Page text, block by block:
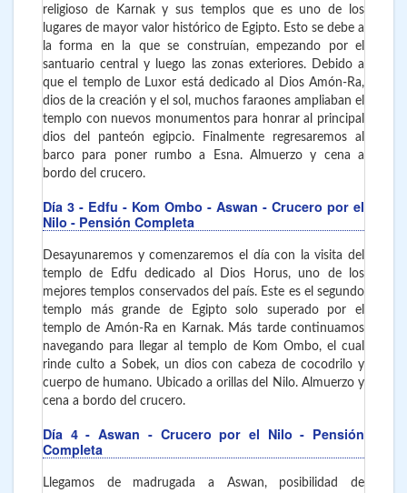
religioso de Karnak y sus templos que es uno de los
lugares de mayor valor histórico de Egipto. Esto se debe a
la forma en la que se construían, empezando por el
santuario central y luego las zonas exteriores. Debido a
que el templo de Luxor está dedicado al Dios Amón-Ra,
dios de la creación y el sol, muchos faraones ampliaban el
templo con nuevos monumentos para honrar al principal
dios del panteón egipcio. Finalmente regresaremos al
barco para poner rumbo a Esna. Almuerzo y cena a
bordo del crucero.
Día 3 - Edfu - Kom Ombo - Aswan - Crucero por el
Nilo - Pensión Completa
Desayunaremos y comenzaremos el día con la visita del
templo de Edfu dedicado al Dios Horus, uno de los
mejores templos conservados del país. Este es el segundo
templo más grande de Egipto solo superado por el
templo de Amón-Ra en Karnak. Más tarde continuamos
navegando para llegar al templo de Kom Ombo, el cual
rinde culto a Sobek, un dios con cabeza de cocodrilo y
cuerpo de humano. Ubicado a orillas del Nilo. Almuerzo y
cena a bordo del crucero.
Día 4 - Aswan - Crucero por el Nilo - Pensión
Completa
Llegamos de madrugada a Aswan, posibilidad de